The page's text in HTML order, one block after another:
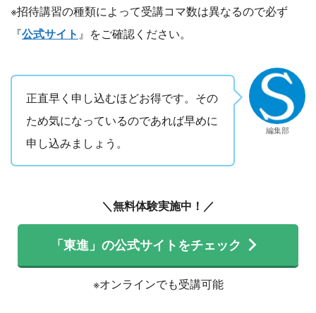
※招待講習の種類によって受講コマ数は異なるので必ず
『公式サイト 』をご確認ください。
正直早く申し込むほどお得です。その
ため気になっているのであれば早めに
申し込みましょう。
編集部
＼無料体験実施中！／
「東進」の公式サイトをチェック
※オンラインでも受講可能